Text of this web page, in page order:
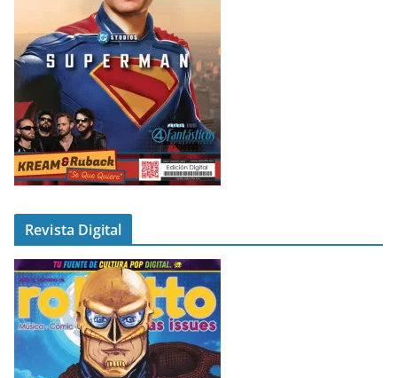
Revista Digital